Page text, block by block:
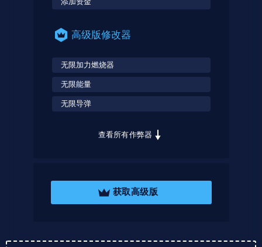
高级版修改器
无限加力燃烧器
无限能量
无限导弹
查看所有作弊器
获取高级版